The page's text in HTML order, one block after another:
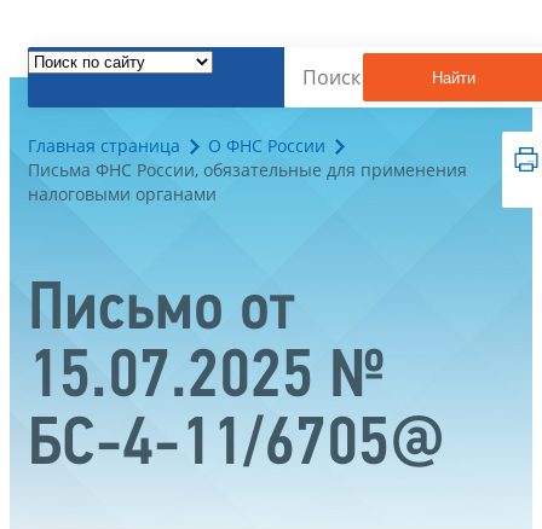
Найти
Главная страница
О ФНС России
Письма ФНС России, обязательные для применения
налоговыми органами
Письмо от
15.07.2025 №
БС-4-11/6705@